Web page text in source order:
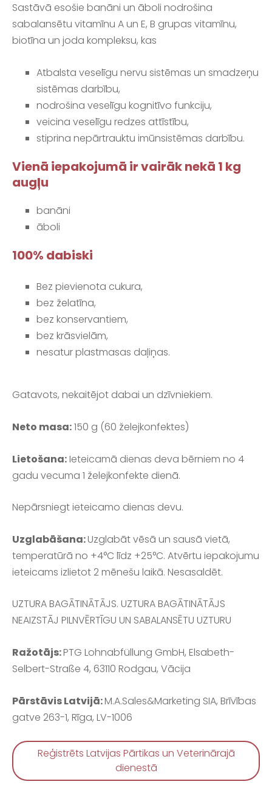
Sastāvā esošie banāni un āboli nodrošina
sabalansētu vitamīnu A un E, B grupas vitamīnu,
biotīna un joda kompleksu, kas
Atbalsta veselīgu nervu sistēmas un smadzeņu
sistēmas darbību,
nodrošina veselīgu kognitīvo funkciju,
veicina veselīgu redzes attīstību,
stiprina nepārtrauktu imūnsistēmas darbību.
Vienā iepakojumā ir vairāk nekā 1 kg
augļu
banāni
āboli
100% dabiski
Bez pievienota cukura,
bez želatīna,
bez konservantiem,
bez krāsvielām,
nesatur plastmasas daļiņas.
Gatavots, nekaitējot dabai un dzīvniekiem.
Neto masa:150 g (60 želejkonfektes)
Lietošana:Ieteicamā dienas deva bērniem no 4
gadu vecuma 1 želejkonfekte dienā.
Nepārsniegt ieteicamo dienas devu.
Uzglabāšana:Uzglabāt vēsā un sausā vietā,
temperatūrā no +4°C līdz +25°C. Atvērtu iepakojumu
ieteicams izlietot 2 mēnešu laikā. Nesasaldēt.
UZTURA BAGĀTINĀTĀJS. UZTURA BAGĀTINĀTĀJS
NEAIZSTĀJ PILNVĒRTĪGU UN SABALANSĒTU UZTURU
Ražotājs:PTG Lohnabfüllung GmbH, Elsabeth-
Selbert-Straße 4, 63110 Rodgau, Vācija
Pārstāvis Latvijā:M.A.Sales&Marketing SIA, Brīvības
gatve 263-1, Rīga, LV-1006
Reģistrēts Latvijas Pārtikas un Veterinārajā
dienestā